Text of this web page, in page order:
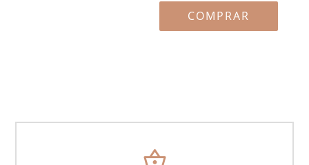
COMPRAR
shopping_basket